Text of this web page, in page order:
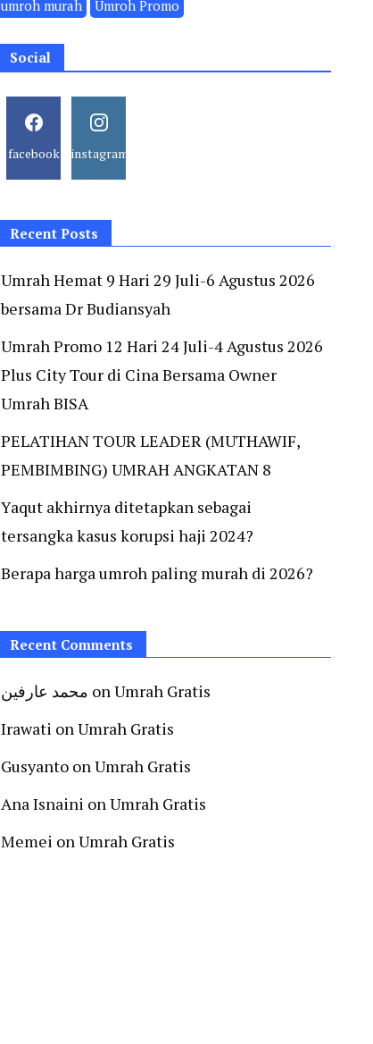
umroh murah
Umroh Promo
Social
facebook instagram
Recent Posts
Umrah Hemat 9 Hari 29 Juli-6 Agustus 2026
bersama Dr Budiansyah
Umrah Promo 12 Hari 24 Juli-4 Agustus 2026
Plus City Tour di Cina Bersama Owner
Umrah BISA
PELATIHAN TOUR LEADER (MUTHAWIF,
PEMBIMBING) UMRAH ANGKATAN 8
Yaqut akhirnya ditetapkan sebagai
tersangka kasus korupsi haji 2024?
Berapa harga umroh paling murah di 2026?
Recent Comments
محمد عارفين onUmrah Gratis
Irawati onUmrah Gratis
Gusyanto onUmrah Gratis
Ana Isnaini onUmrah Gratis
Memei onUmrah Gratis